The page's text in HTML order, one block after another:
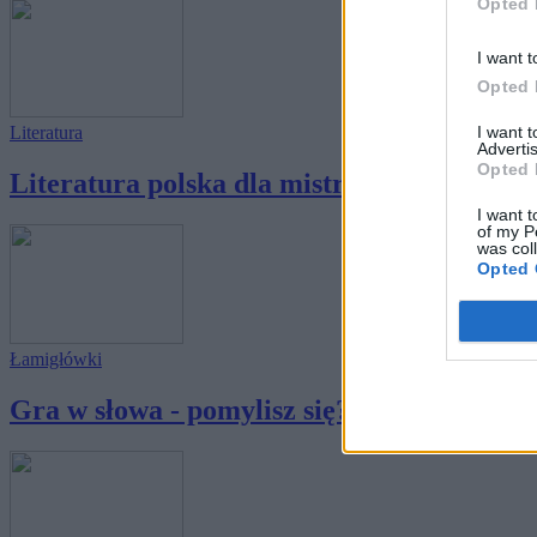
I want
Opted
I want
Opted
I want
of my
was
Opted
Literatura
Literatura polska dla mistrzów skojarzeń
Łamigłówki
Gra w słowa - pomylisz się?